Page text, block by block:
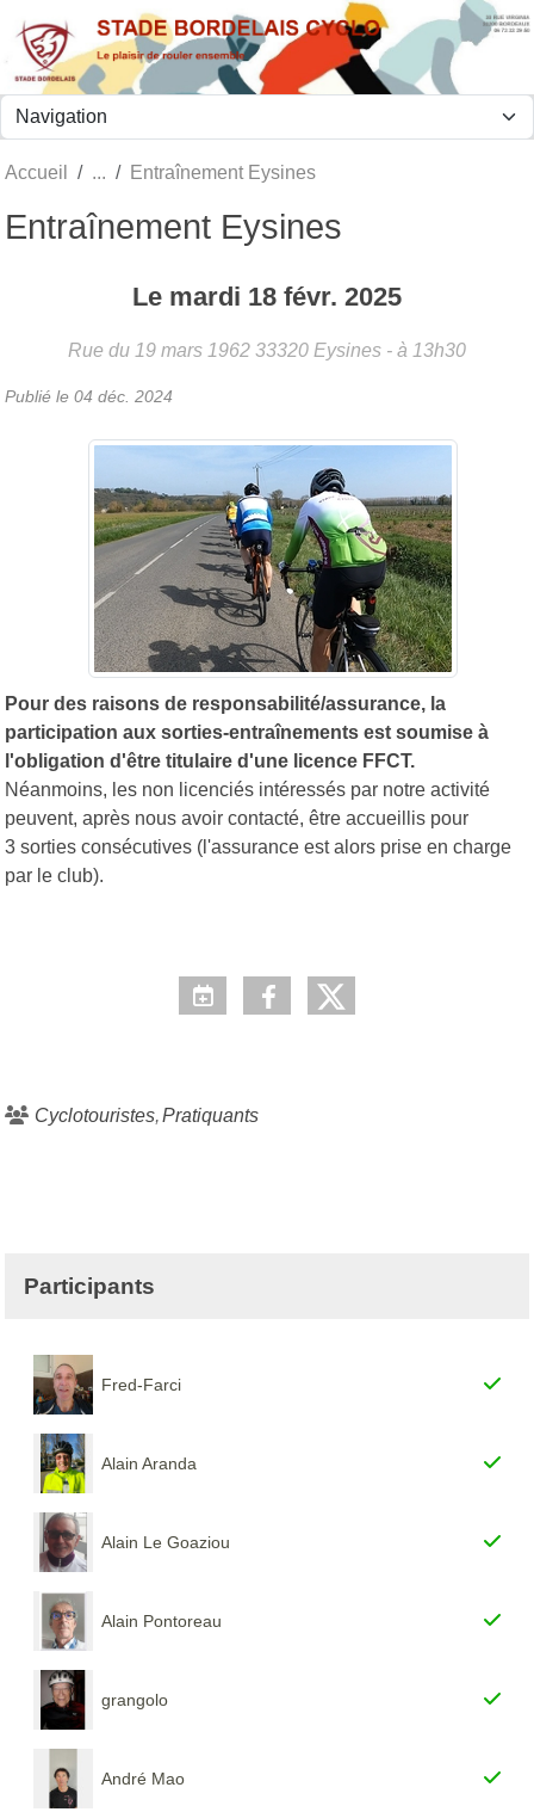
Accueil Entraînement Eysines
Entraînement Eysines
Le mardi 18 févr. 2025
Rue du 19 mars 1962 33320 Eysines - à 13h30
Publié le 04 déc. 2024
Pour des raisons de responsabilité/assurance, la
participation aux sorties-entraînements est soumise à
l'obligation d'être titulaire d'une licence FFCT.
Néanmoins, les non licenciés intéressés par notre activité
peuvent, après nous avoir contacté, être accueillis pour
3 sorties consécutives (l'assurance est alors prise en charge
par le club).
Cyclotouristes Pratiquants
Participants
Fred-Farci
Alain Aranda
Alain Le Goaziou
Alain Pontoreau
grangolo
André Mao
Panneau de gestion des cookies